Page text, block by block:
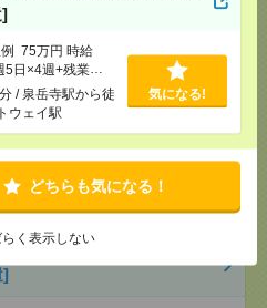
]
75万円 時給
5日×4週+残業
するものではあ
取りサービス利
/ 泉岳寺駅から徒
ウェイ駅
気になる!
どちらも気になる！
らく表示しない
！水道橋での総務事務
円 時給3300円×
※月収例を保証す
費支給
九段下駅から徒歩4
気になる！
！書籍データ
]